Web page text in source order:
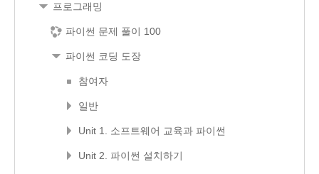
프로그래밍
파이썬 문제 풀이 100
파이썬 코딩 도장
참여자
일반
Unit 1. 소프트웨어 교육과 파이썬
Unit 2. 파이썬 설치하기